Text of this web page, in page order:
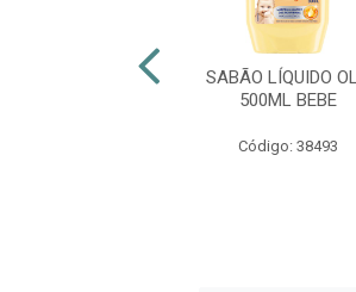
SABÃO LÍQUIDO
500ML BEBE
Código: 38493